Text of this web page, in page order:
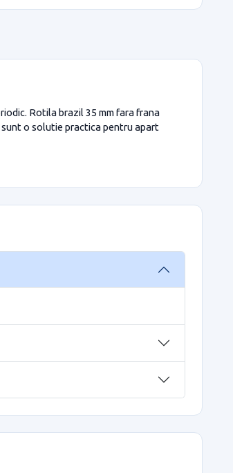
Rotila brazil 35 mm fara frana
o solutie practica pentru apart